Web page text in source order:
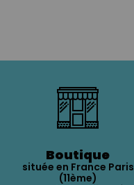
Boutique
située en France Paris
(11ème)